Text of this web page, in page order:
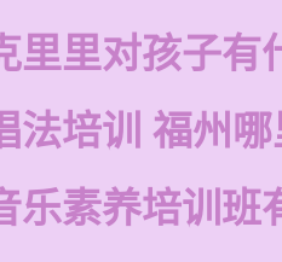
里里对孩子有
法培训 福州
乐素养培训班